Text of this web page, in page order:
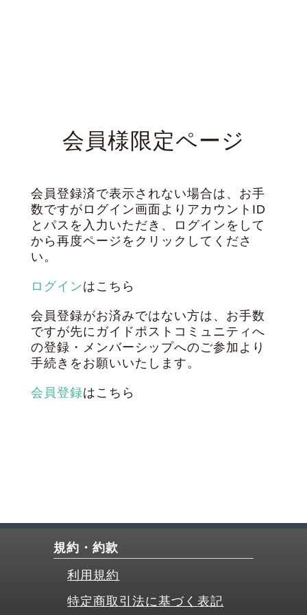
会員様限定ページ
会員登録済で表示されない場合は、お手
数ですがログイン画面よりアカウントID
とパスを入力いただき、ログインをして
から再度ページをクリックしてくださ
い。
ログインはこちら
会員登録がお済みではない方は、お手数
ですが先にガイドポストコミュニティへ
の登録・メンバーシップへのご参加より
手続きをお願いいたします。
会員登録はこちら
規約・約款
利用規約
特定商取引法に基づく表記